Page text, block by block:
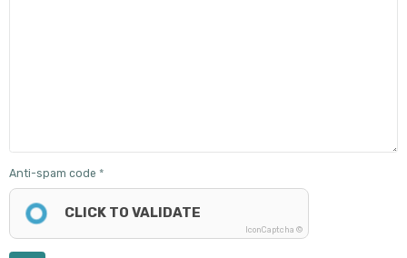
Anti-spam code
CLICK TO VALIDATE
IconCaptcha ©